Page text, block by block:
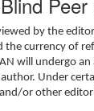
by the
the currency of
will undergo
Under
or other